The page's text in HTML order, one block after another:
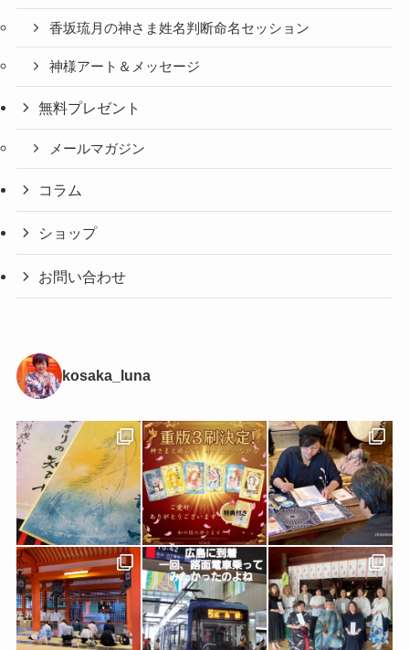
香坂琉月の神さま姓名判断命名セッション
神様アート＆メッセージ
無料プレゼント
メールマガジン
コラム
ショップ
お問い合わせ
kosaka_luna